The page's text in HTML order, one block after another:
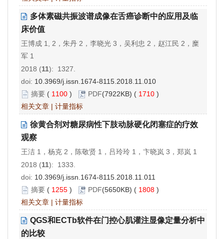
多体素磁共振波谱成像在舌癌诊断中的应用及临
床价值
王博成 1, 2，朱丹 2，李晓光 3，吴利忠 2，赵江民 2，糜
军 1
2018 (11): 1327.
doi: 10.3969/j.issn.1674-8115.2018.11.010
摘要 ( 1100 ) PDF(7922KB) ( 1710 )
相关文章 | 计量指标
徐黄合剂对糖尿病性下肢动脉硬化闭塞症的疗效
观察
王洁 1，杨克 2，陈敬贤 1，吕玲玲 1，卞晓岚 3，郑岚 1
2018 (11): 1333.
doi: 10.3969/j.issn.1674-8115.2018.11.011
摘要 ( 1255 ) PDF(5650KB) ( 1808 )
相关文章 | 计量指标
QGS和ECTb软件在门控心肌灌注显像定量分析中
的比较